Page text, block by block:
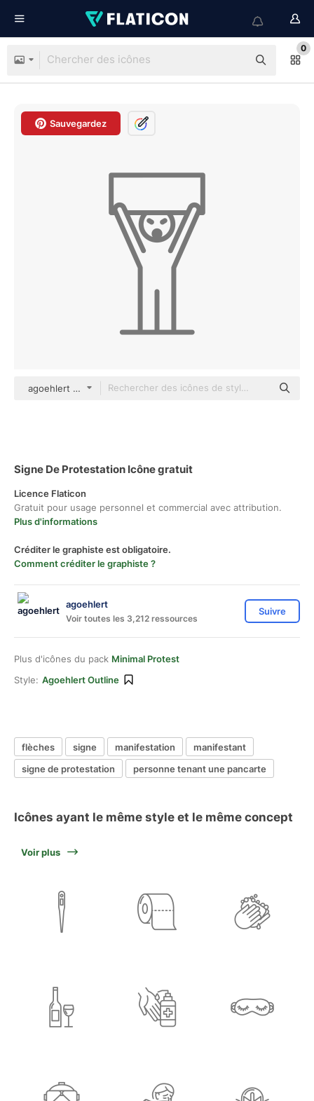
0
Sauvegardez
agoehlert outline
Signe De Protestation Icône gratuit
Licence Flaticon
Gratuit pour usage personnel et commercial avec attribution.
Plus d'informations
Créditer le graphiste est obligatoire.
Comment créditer le graphiste ?
agoehlert
Voir toutes les 3,212 ressources
Suivre
Plus d'icônes du pack Minimal Protest
Style: Agoehlert Outline
flèches signe manifestation
manifestant
signe de protestation
personne tenant une pancarte
Icônes ayant le même style et le même concept
Voir plus